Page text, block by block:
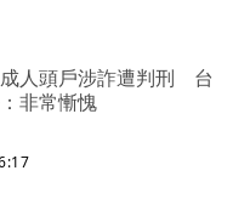
人頭戶涉詐遭判刑 台
非常慚愧